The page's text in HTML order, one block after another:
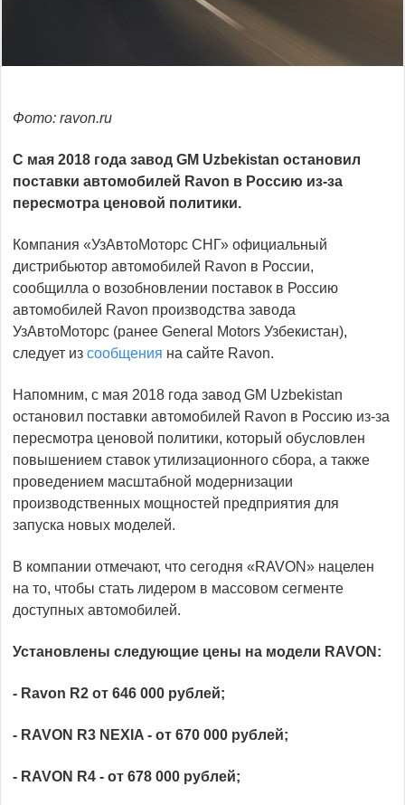
Фото: ravon.ru
С мая 2018 года завод GM Uzbekistan остановил
поставки автомобилей Ravon в Россию из-за
пересмотра ценовой политики.
Компания «УзАвтоМоторс СНГ» официальный
дистрибьютор автомобилей Ravon в России,
сообщилла о возобновлении поставок в Россию
автомобилей Ravon производства завода
УзАвтоМоторс (ранее General Motors Узбекистан),
следует из сообщения на сайте Ravon.
Напомним, с мая 2018 года завод GM Uzbekistan
остановил поставки автомобилей Ravon в Россию из-за
пересмотра ценовой политики, который обусловлен
повышением ставок утилизационного сбора, а также
проведением масштабной модернизации
производственных мощностей предприятия для
запуска новых моделей.
В компании отмечают, что сегодня «RAVON» нацелен
на то, чтобы стать лидером в массовом сегменте
доступных автомобилей.
Установлены следующие цены на модели RAVON:
- Ravon R2 от 646 000 рублей;
- RAVON R3 NEXIA - от 670 000 рублей;
- RAVON R4 - от 678 000 рублей;